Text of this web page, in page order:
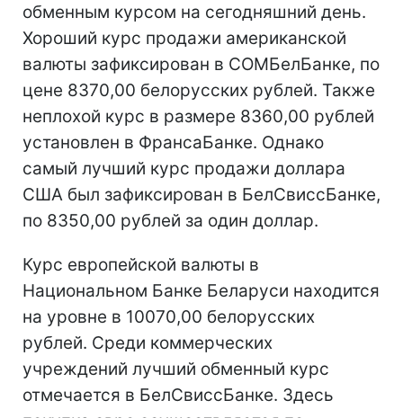
обменным курсом на сегодняшний день.
Хороший курс продажи американской
валюты зафиксирован в СОМБелБанке, по
цене 8370,00 белорусских рублей. Также
неплохой курс в размере 8360,00 рублей
установлен в ФрансаБанке. Однако
самый лучший курс продажи доллара
США был зафиксирован в БелСвиссБанке,
по 8350,00 рублей за один доллар.
Курс европейской валюты в
Национальном Банке Беларуси находится
на уровне в 10070,00 белорусских
рублей. Среди коммерческих
учреждений лучший обменный курс
отмечается в БелСвиссБанке. Здесь